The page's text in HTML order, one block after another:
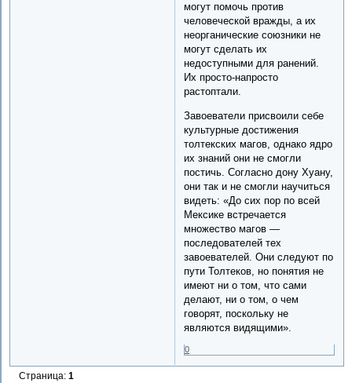
могут по­мочь против
человеческой вражды, а их
неорганические союзники не
могут сделать их
недоступными для ранений.
Их просто-напросто
растоптали.
Завоеватели присвоили себе
культурные достижения
толтекских магов, однако ядро
их знаний они не смогли
постичь. Согласно дону Хуану,
они так и не смогли научиться
видеть: «До сих пор по всей
Мексике встречается
множество магов —
последователей тех
завоевателей. Они следуют по
пути Толтеков, но понятия не
имеют ни о том, что сами
делают, ни о том, о чем
говорят, поскольку не
являются видящими».
0
Страница:1